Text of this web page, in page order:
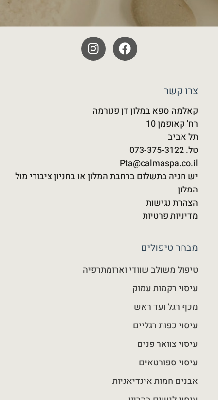
צרו קשר
קאלמה ספא במלון דן פנורמה
רח' קאופמן 10
תל אביב
טל. 073-375-3122‬
Pta@calmaspa.co.il
יש חניה בתשלום ברחבת המלון או בחניון ציבורי מול
המלון
הצהרת נגישות
מדיניות פרטיות
מבחר טיפולים
טיפול משולב שוודי וארומתרפיה
עיסוי רקמות עמוק
מכף רגל ועד ראש
עיסוי כפות רגליים
עיסוי צוואר פנים
עיסוי ספורטאים
אבנים חמות אינדיאניות